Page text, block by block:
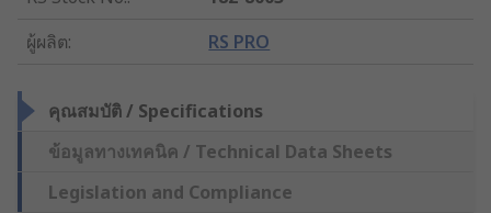
ผู้ผลิต: RS PRO
คุณสมบัติ / Specifications
ข้อมูลทางเทคนิค / Technical Data Sheets
Legislation and Compliance